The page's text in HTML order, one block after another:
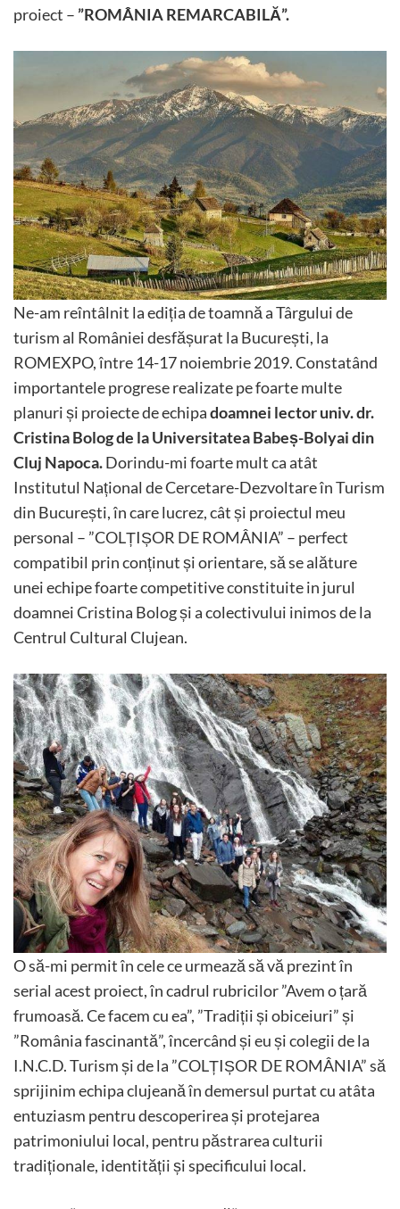
proiect – ”ROMÂNIA REMARCABILĂ”.
Ne-am reîntâlnit la ediția de toamnă a Târgului de
turism al României desfășurat la București, la
ROMEXPO, între 14-17 noiembrie 2019. Constatând
importantele progrese realizate pe foarte multe
planuri și proiecte de echipadoamnei lector univ. dr.
Cristina Bolog de la Universitatea Babeș-Bolyai din
Cluj Napoca.Dorindu-mi foarte mult ca atât
Institutul Național de Cercetare-Dezvoltare în Turism
din București, în care lucrez, cât și proiectul meu
personal – ”COLȚIȘOR DE ROMÂNIA” – perfect
compatibil prin conținut și orientare, să se alăture
unei echipe foarte competitive constituite in jurul
doamnei Cristina Bolog și a colectivului inimos de la
Centrul Cultural Clujean.
O să-mi permit în cele ce urmează să vă prezint în
serial acest proiect, în cadrul rubricilor ”Avem o țară
frumoasă. Ce facem cu ea”, ”Tradiții și obiceiuri” și
”România fascinantă”, încercând și eu și colegii de la
I.N.C.D. Turism și de la ”COLȚIȘOR DE ROMÂNIA” să
sprijinim echipa clujeană în demersul purtat cu atâta
entuziasm pentru descoperirea și protejarea
patrimoniului local, pentru păstrarea culturii
tradiționale, identității și specificului local.